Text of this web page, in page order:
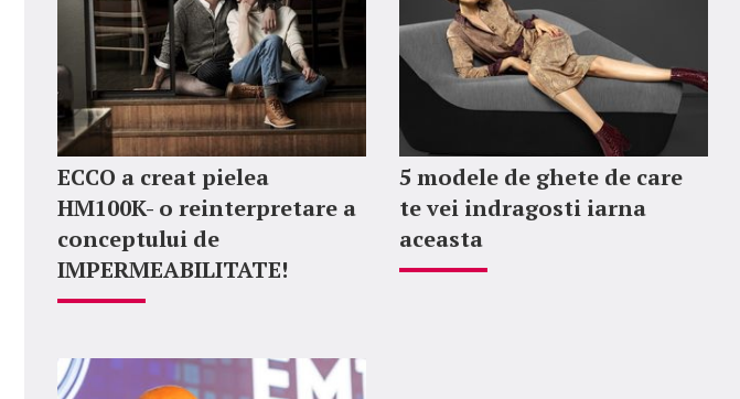
ECCO a creat pielea
HM100K- o reinterpretare a
conceptului de
IMPERMEABILITATE!
5 modele de ghete de care
te vei indragosti iarna
aceasta